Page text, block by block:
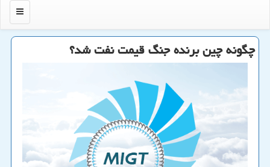
منو
چگونه چین برنده جنگ قیمت نفت شد؟